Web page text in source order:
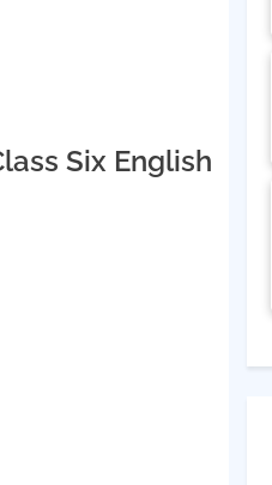
Class Six English